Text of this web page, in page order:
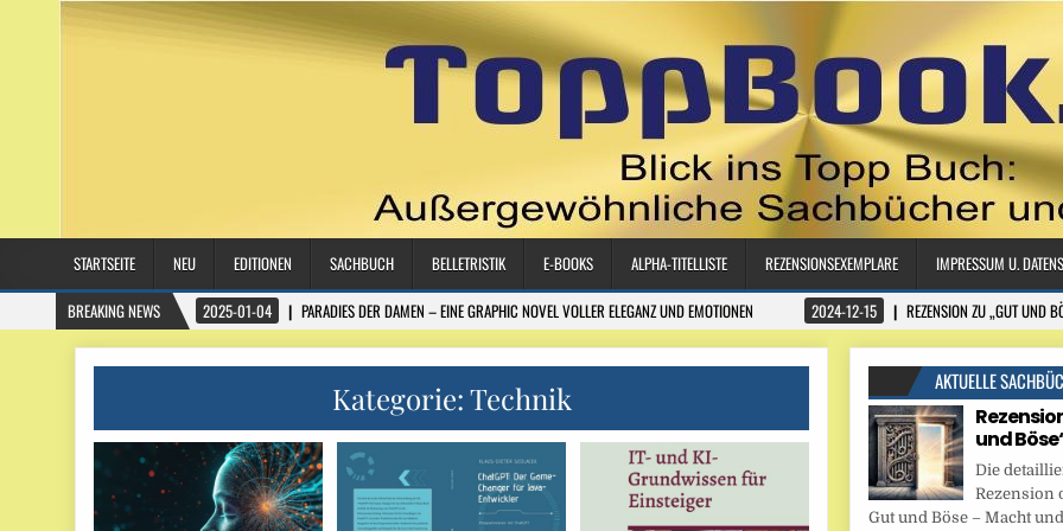
STARTSEITE NEU EDITIONEN SACHBUCH BELLETRISTIK E-BOOKS ALPHA-TITELLISTE REZENSIONSEXEMPLARE
IMPRESSUM U.
BREAKING NEWS
2025-01-04 PARADIES DER DAMEN – EINE GRAPHIC NOVEL VOLLER ELEGANZ UND EMOTIONEN 2024-12-15 REZENSION ZU „GUT UND
Kategorie:Technik AKTUELLE
und
Die
Rezension
Gut und Böse – Macht